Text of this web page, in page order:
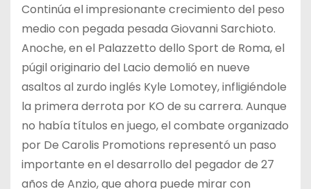
Continúa el impresionante crecimiento del peso
medio con pegada pesada Giovanni Sarchioto.
Anoche, en el Palazzetto dello Sport de Roma, el
púgil originario del Lacio demolió en nueve
asaltos al zurdo inglés Kyle Lomotey, infligiéndole
la primera derrota por KO de su carrera. Aunque
no había títulos en juego, el combate organizado
por De Carolis Promotions representó un paso
importante en el desarrollo del pegador de 27
años de Anzio, que ahora puede mirar con